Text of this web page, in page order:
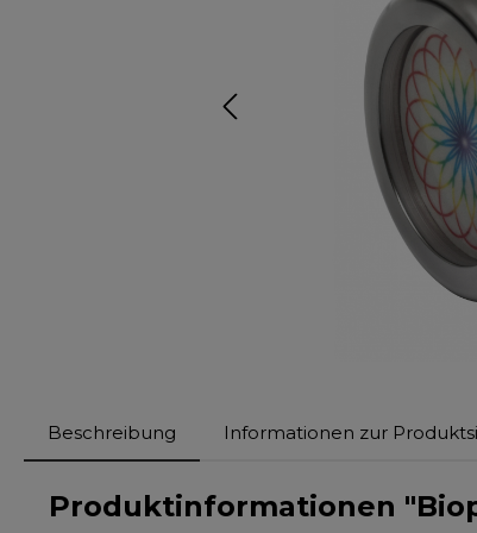
Beschreibung Informationen zur
Produktinformationen